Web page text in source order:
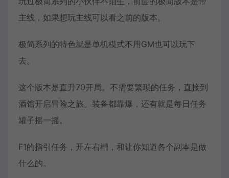
主线，如果想玩主线可以看之前的版本。
极简系列的特色就是单机模式不用GM也可以玩下
去。
这个版本是直升70开局。不需要繁琐的任务，直接到
酒馆开启冒险之旅。装备都靠爆，还有就是每日任务
罐子摇一摇。
F1的指引任务，开左右槽，和让你知道各个副本是做
什么的。